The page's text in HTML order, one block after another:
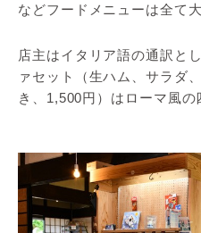
などフードメニューは全て
店主はイタリア語の通訳と
ァセット（生ハム、サラダ
き、1,500円）はローマ風の